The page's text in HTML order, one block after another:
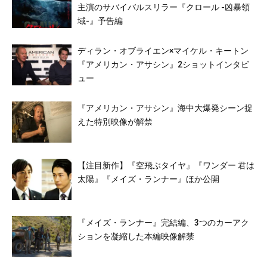
主演のサバイバルスリラー『クロール -凶暴領
域-』予告編
ディラン・オブライエン×マイケル・キートン
『アメリカン・アサシン』2ショットインタビ
ュー
『アメリカン・アサシン』海中大爆発シーン捉
えた特別映像が解禁
【注目新作】『空飛ぶタイヤ』『ワンダー 君は
太陽』『メイズ・ランナー』ほか公開
『メイズ・ランナー』完結編、3つのカーアク
ションを凝縮した本編映像解禁